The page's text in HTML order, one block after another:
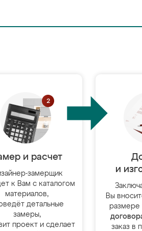
и расчет
замерщик
к Вам с каталогом
материалов,
детальные
замеры,
проект и сделает
и
Вы
размере
заказ в